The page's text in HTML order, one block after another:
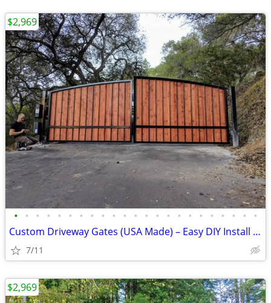
• • • • • • • • • • • • • • • • • • • • • • •
Custom Driveway Gates (USA Made) – Easy DIY Install + FREE Delivery
7/11
$2,969
$2,969